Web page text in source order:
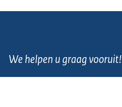
We helpen u graag vooruit!